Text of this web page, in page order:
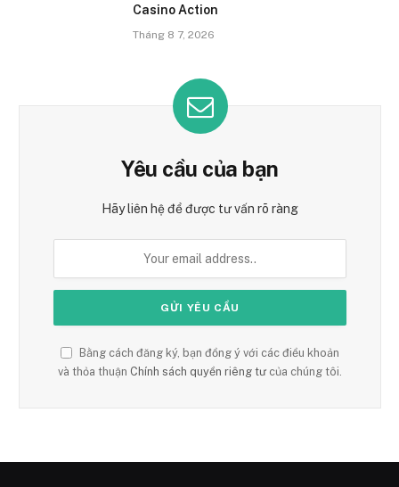
Casino Action
Tháng 8 7, 2026
Yêu cầu của bạn
Hãy liên hệ để được tư vấn rõ ràng
Bằng cách đăng ký, bạn đồng ý với các điều khoản
và thỏa thuận Chính sách quyền riêng tư của chúng tôi.